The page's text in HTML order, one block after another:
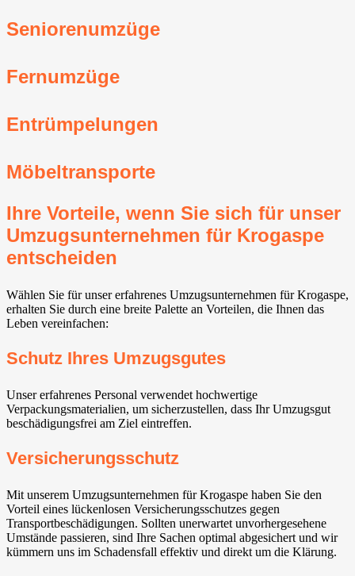
Seniorenumzüge
Fernumzüge
Entrümpelungen
Möbeltransporte
Ihre Vorteile, wenn Sie sich für unser
Umzugsunternehmen für Krogaspe
entscheiden
Wählen Sie für unser erfahrenes Umzugsunternehmen für Krogaspe,
erhalten Sie durch eine breite Palette an Vorteilen, die Ihnen das
Leben vereinfachen:
Schutz Ihres Umzugsgutes
Unser erfahrenes Personal verwendet hochwertige
Verpackungsmaterialien, um sicherzustellen, dass Ihr Umzugsgut
beschädigungsfrei am Ziel eintreffen.
Versicherungsschutz
Mit unserem Umzugsunternehmen für Krogaspe haben Sie den
Vorteil eines lückenlosen Versicherungsschutzes gegen
Transportbeschädigungen. Sollten unerwartet unvorhergesehene
Umstände passieren, sind Ihre Sachen optimal abgesichert und wir
kümmern uns im Schadensfall effektiv und direkt um die Klärung.